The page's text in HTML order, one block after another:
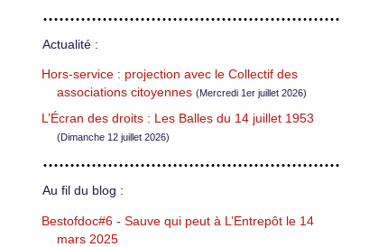
Actualité :
Hors-service : projection avec le Collectif des
associations citoyennes (Mercredi 1er juillet 2026)
L’Écran des droits : Les Balles du 14 juillet 1953
(Dimanche 12 juillet 2026)
Au fil du blog :
Bestofdoc#6 - Sauve qui peut à L’Entrepôt le 14
mars 2025